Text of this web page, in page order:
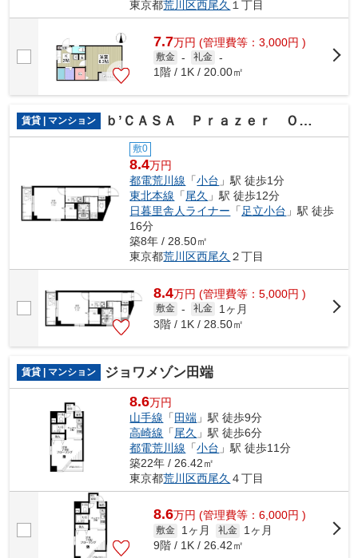
東京都荒川区西尾久 １丁目
7.7万円 (管理費等：3,000円 )
敷金 - 礼金 -
1階 / 1K / 20.00㎡
賃貸 | マンション ｂ’ＣＡＳＡ Ｐｒａｚｅｒ Ｏｄａｉ
敷0
8.4万円
都電荒川線 「小台 」駅 徒歩1分
東北本線 「尾久 」駅 徒歩12分
日暮里舎人ライナー 「 足立小台 」駅 徒歩
16分
築8年 / 28.50㎡
東京都荒川区西尾久 ２丁目
8.4万円 (管理費等：5,000円 )
敷金 - 礼金
1ヶ月
3階 / 1K / 28.50㎡
賃貸 | マンション ジョワメゾン田端
8.6万円
山手線 「 田端 」駅 徒歩9分
高崎線 「尾久 」駅 徒歩6分
都電荒川線 「小台 」駅 徒歩11分
築22年 / 26.42㎡
東京都荒川区西尾久 ４丁目
8.6万円 (管理費等：6,000円 )
敷金 1ヶ月 礼金
1ヶ月
9階 / 1K / 26.42㎡